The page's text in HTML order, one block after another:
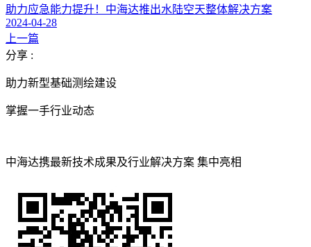
助力应急能力提升！中海达推出水陆空天整体解决方案
2024-04-28
上一篇
分享 :
助力新型基础测绘建设
掌握一手行业动态
中海达携最新技术成果及行业解决方案 集中亮相